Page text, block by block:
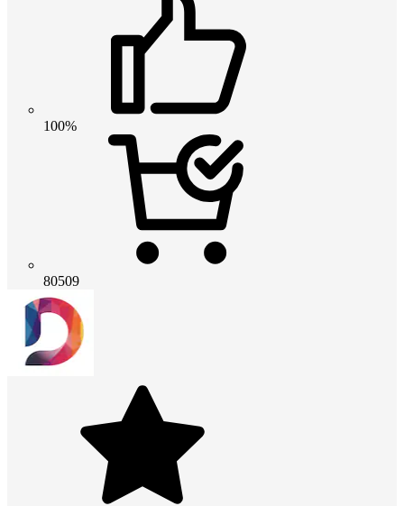
100%
80509